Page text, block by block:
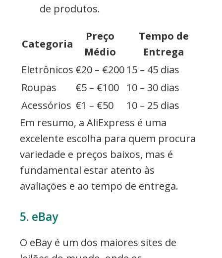
de produtos.
Categoria
Preço
Médio
Tempo de
Entrega
Eletrônicos €20 – €20015 – 45 dias
Roupas
€5 – €100 10 – 30 dias
Acessórios €1 – €50
10 – 25 dias
Em resumo, a AliExpress é uma
excelente escolha para quem procura
variedade e preços baixos, mas é
fundamental estar atento às
avaliações e ao tempo de entrega.
5. eBay
O eBay é um dos maiores sites de